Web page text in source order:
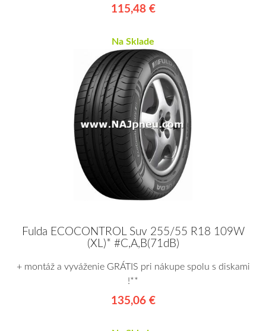
115,48 €
Na Sklade
Fulda ECOCONTROL Suv 255/55 R18 109W
(XL)* #C,A,B(71dB)
+ montáž a vyváženie GRÁTIS pri nákupe spolu s diskami
!**
135,06 €